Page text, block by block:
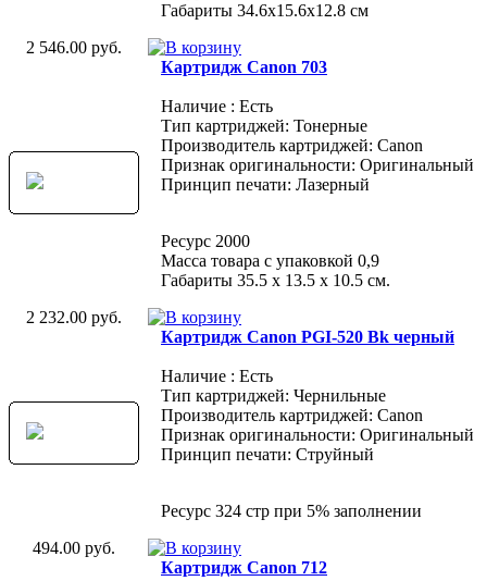
Габариты 34.6x15.6x12.8 см
2 546.00 руб.
Картридж Canon 703
Наличие : Есть
Тип картриджей: Тонерные
Производитель картриджей: Canon
Признак оригинальности: Оригинальный
Принцип печати: Лазерный
Ресурс 2000
Масса товара с упаковкой 0,9
Габариты 35.5 х 13.5 х 10.5 см.
2 232.00 руб.
Картридж Canon PGI-520 Bk черный
Наличие : Есть
Тип картриджей: Чернильные
Производитель картриджей: Canon
Признак оригинальности: Оригинальный
Принцип печати: Струйный
Ресурс 324 стр при 5% заполнении
494.00 руб.
Картридж Canon 712